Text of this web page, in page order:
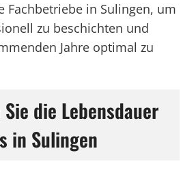
Fachbetriebe in Sulingen, um
zu beschichten und
Jahre optimal zu
die Lebensdauer
in Sulingen